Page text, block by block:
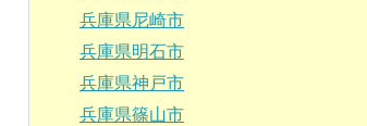
兵庫県尼崎市
兵庫県明石市
兵庫県神戸市
兵庫県篠山市